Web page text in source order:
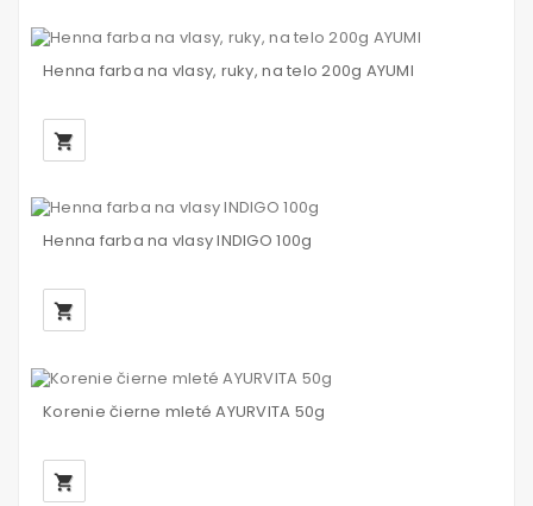
Henna farba na vlasy, ruky, na telo 200g AYUMI
local_grocery_store
Henna farba na vlasy INDIGO 100g
local_grocery_store
Korenie čierne mleté AYURVITA 50g
local_grocery_store